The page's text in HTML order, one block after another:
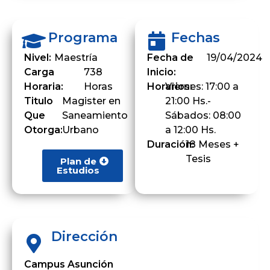
Programa
Nivel: Maestría
Carga
Horaria:
738
Horas
Titulo
Que
Otorga:
Magister en
Saneamiento
Urbano
Plan de
Estudios
Fechas
Fecha de
Inicio:
19/04/2024
Horarios:
Viernes: 17:00 a
21:00 Hs.-
Sábados: 08:00
a 12:00 Hs.
Duración:18 Meses +
Tesis
Dirección
Campus Asunción